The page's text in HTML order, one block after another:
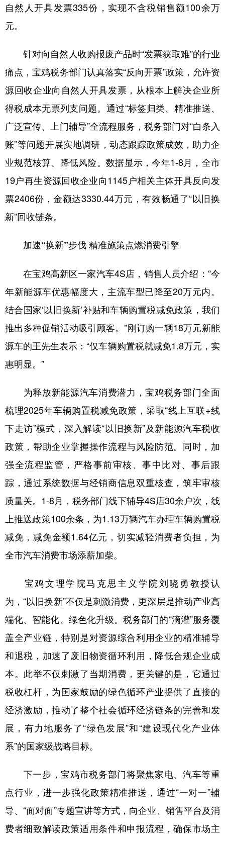
自然人开具发票335份，实现不含税销售额100余万
元。
针对向自然人收购报废产品时“发票获取难”的行业
痛点，宝鸡税务部门认真落实“反向开票”政策，允许资
源回收企业向自然人开具发票，从根本上解决企业所
得税成本无票列支问题。通过“标签归类、精准推送、
广泛宣传、上门辅导”全流程服务，税务部门对“白条入
账”等问题开展实地调研，动态跟踪政策成效，助力企
业规范核算、降低风险。数据显示，今年1-8月，全市
19户再生资源回收企业向1145户相关主体开具反向发
票2406份，金额达3330.44万元，有效畅通了“以旧换
新”回收链条。
加速“换新”步伐 精准施策点燃消费引擎
在宝鸡高新区一家汽车4S店，销售人员介绍：“今
年新能源车优惠幅度大，主流车型已降至20万元内。
结合国家‘以旧换新’补贴和车辆购置税减免政策，我们
推出多种促销活动吸引顾客。”刚订购一辆18万元新能
源车的王先生表示：“仅车辆购置税就减免1.8万元，实
惠明显。”
为释放新能源汽车消费潜力，宝鸡税务部门全面
梳理2025年车辆购置税减免政策，采取“线上互联+线
下走访”模式，深入解读“以旧换新”及新能源汽车税收
政策，帮助企业掌握操作流程与风险防范。同时，加
强全流程监管，严格事前审核、事中比对、事后跟
踪，通过系统数据与经销商信息双重核查，筑牢审核
质量关。1-8月，税务部门线下辅导4S店30余户次，线
上推送政策100余条，为1.13万辆汽车办理车辆购置税
减免，减免金额1.64亿元，切实减轻消费者负担，为
全市汽车消费市场添薪加柴。
宝鸡文理学院马克思主义学院刘晓勇教授认
为，“以旧换新”不仅是刺激消费，更深层是推动产业高
端化、智能化、绿色化升级。税务部门的“滴灌”服务覆
盖全产业链，特别是对资源综合利用企业的精准辅导
和退税，加速了废旧物资循环利用，降低合规企业成
本。此举不仅刺激了当期消费，更关键的是，它通过
税收杠杆，为国家鼓励的绿色循环产业提供了直接的
经济激励，推动了整个社会循环经济链条的完善和发
展，有力地服务了“绿色发展”和“建设现代化产业体
系”的国家级战略目标。
下一步，宝鸡市税务部门将聚焦家电、汽车等重
点行业，进一步强化政策精准推送，通过“一对一”辅
导、“面对面”专题宣讲等方式，向企业、销售平台及消
费者细致解读政策适用条件和申报流程，确保市场主